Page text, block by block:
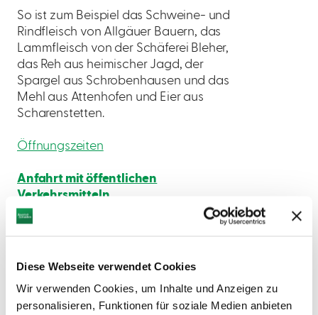
Diese Webseite verwendet Cookies
Wir verwenden Cookies, um Inhalte und Anzeigen zu
personalisieren, Funktionen für soziale Medien anbieten
So ist zum Beispiel das Schweine- und
Rindfleisch von Allgäuer Bauern, das
Lammfleisch von der Schäferei Bleher,
das Reh aus heimischer Jagd, der
Spargel aus Schrobenhausen und das
Mehl aus Attenhofen und Eier aus
Scharenstetten.
Öffnungszeiten
Anfahrt mit öffentlichen
Verkehrsmitteln